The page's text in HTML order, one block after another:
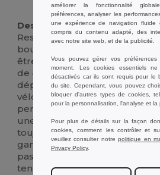
Stock élévé
Description :
Rester hydraté avec style
bouteille de sport en
être durable et pratique. Sa
de 400 ml est parfaite pour
déplacement, que vous soyez
vélo ou à la salle de sport. Son
permet de l'accrocher
une ceinture, pour que votre
toujours à portée de main.
gamme de couleurs vives,
pas seulement fonctionnelle,
tendance. Légère et
améliorer la fonctionnalité
préférences, analyser les
une expérience de navigation fluide
compris du contenu adapté, des
avec notre site web, et de la publicité.
Vous pouvez gérer vos
moment. Les cookies essentiels
désactivés car ils sont requis pour le
du site. Cependant, vous pouvez
bloquer d'autres types de cookies,
pour la personnalisation, l'analyse et la
Pour plus de détails sur la façon
cookies, comment les contrôler et
veuillez consulter notrepolitique en
Privacy Policy.